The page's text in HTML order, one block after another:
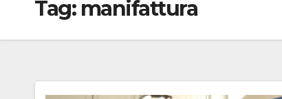
Tag: manifattura